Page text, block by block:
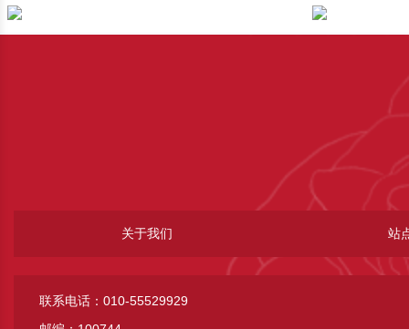
关于我们 站
联系电话：010-55529929